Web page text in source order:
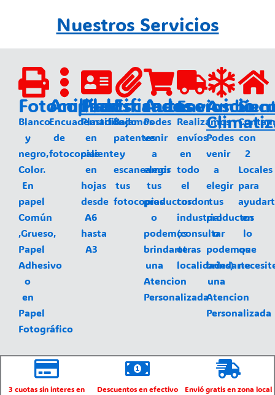
Nuestros Servicios
Fotocopias
Blanco
y
negro,
Color.
En
papel
Común
,Grueso,
Papel
Adhesivo
o
en
Papel
Fotográfico
Anillados
Encuadernación
de
fotocopias
Plastificados
Plastificado
en
caliente
en
hojas
desde
A6
hasta
A3
Escaneos
Bajamos
patentes
y
escaneamos
tus
fotocopias
Autoservicio
Podes
venir
a
elegir
tus
productos
o
podemos
brindarte
una
Atencion
Personalizada
Envios
Realizamos
envíos
en
todo
el
cordon
industrial
(consultar
otras
localidades)
Podes
venir
a
elegir
tus
productos
o
podemos
brindarte
una
Atencion
Personalizada
con
2
Locales
para
en
lo
que
3 cuotas sin interes en
Descuentos en efectivo Envió gratis en zona local